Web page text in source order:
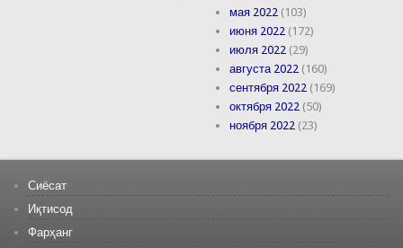
мая 2022 (103)
июня 2022 (172)
июля 2022 (29)
августа 2022 (160)
сентября 2022 (169)
октября 2022 (50)
ноября 2022 (23)
Сиёсат
Иқтисод
Фарҳанг